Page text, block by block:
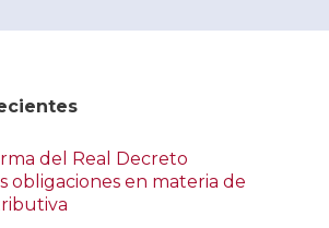
del Real Decreto
obligaciones en materia de